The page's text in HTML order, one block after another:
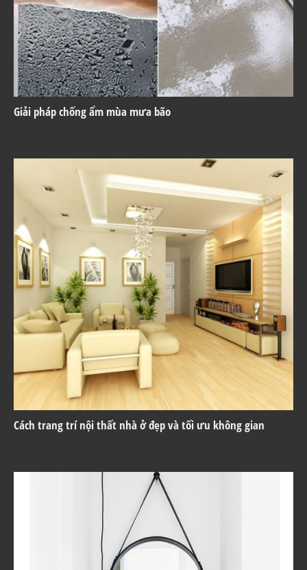
Giải pháp chống ẩm mùa mưa bão
Cách trang trí nội thất nhà ở đẹp và tối ưu không gian